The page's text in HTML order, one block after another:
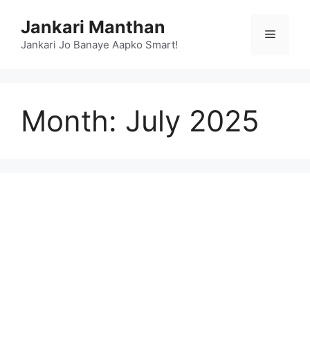
content
Jankari Manthan
Jankari Jo Banaye Aapko Smart!
Menu
Month: July 2025